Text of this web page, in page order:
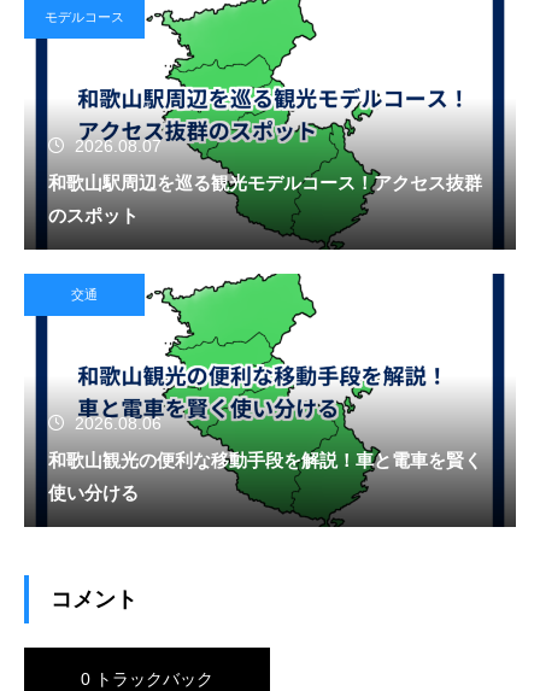
モデルコース
2026.08.07
和歌山駅周辺を巡る観光モデルコース！アクセス抜群
のスポット
交通
2026.08.06
和歌山観光の便利な移動手段を解説！車と電車を賢く
使い分ける
コメント
0 トラックバック